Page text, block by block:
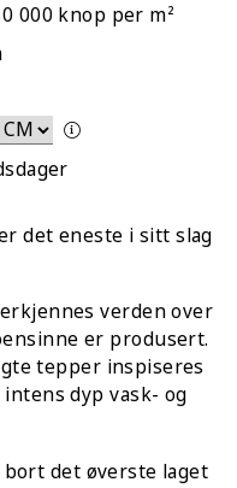
000 knop per m²
det eneste i sitt slag
verden over
er produsert.
tepper inspiseres
dyp vask- og
det øverste laget